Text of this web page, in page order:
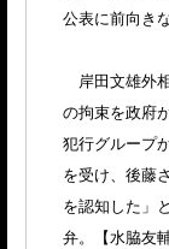
公表に前向き
岸田文雄外
の拘束を政府
犯行グループ
を受け、後藤
を認知した」
弁。【水脇友